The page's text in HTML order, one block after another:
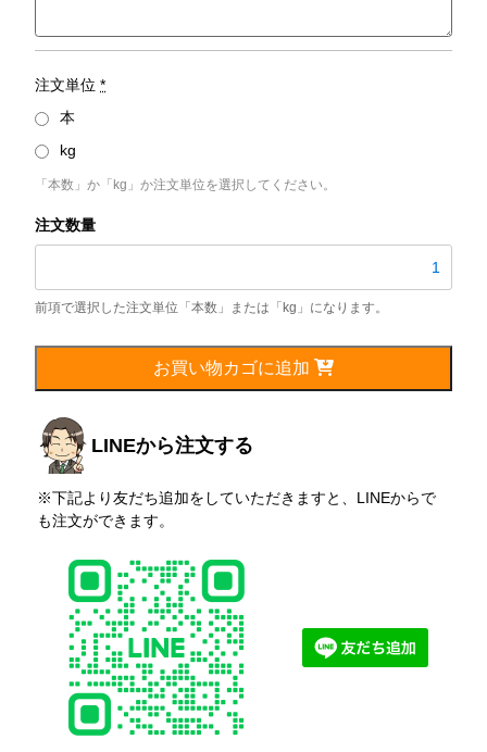
注文単位 *
本
kg
「本数」か「kg」か注文単位を選択してください。
S25C
丸
（黒
皮）
お買い物カゴに追加
LINEから注文する
※下記より友だち追加をしていただきますと、LINEからで
も注文ができます。